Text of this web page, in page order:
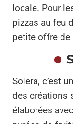
locale. Pour
pizzas au feu
petite offre de
Solera, c’est
des créations
élaborées